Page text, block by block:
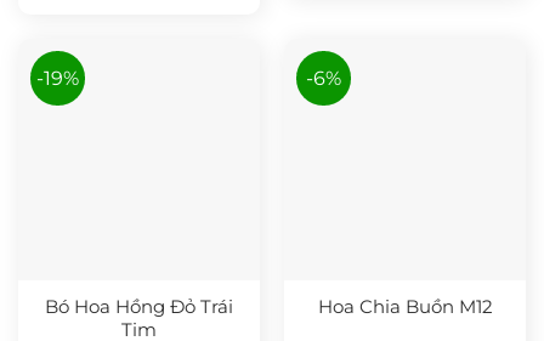
-19%
Bó Hoa Hồng Đỏ Trái
Tim
-6%
Hoa Chia Buồn M12